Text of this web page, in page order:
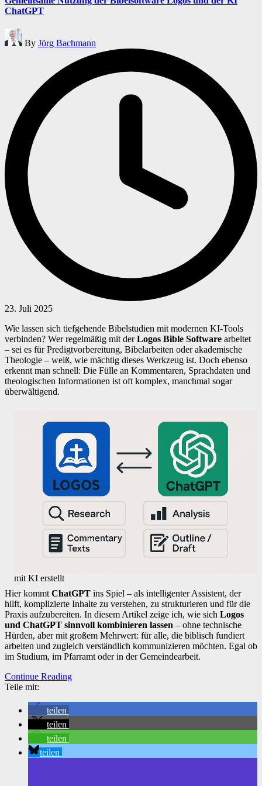
ChatGPT
Posted
by
By Jörg Bachmann
23. Juli 2025
Wie lassen sich tiefgehende Bibelstudien mit modernen KI-Tools
verbinden? Wer regelmäßig mit derLogos Bible Software arbeitet
– sei es für Predigtvorbereitung, Bibelarbeiten oder akademische
Theologie – weiß, wie mächtig dieses Werkzeug ist. Doch ebenso
erkennt man schnell: Die Fülle an Kommentaren, Sprachdaten und
theologischen Informationen ist oft komplex, manchmal sogar
überwältigend.
mit KI erstellt
Hier kommt ChatGPT ins Spiel – als intelligenter Assistent, der
hilft, komplizierte Inhalte zu verstehen, zu strukturieren und für die
Praxis aufzubereiten. In diesem Artikel zeige ich, wie sich Logos
und ChatGPT sinnvoll kombinieren lassen – ohne technische
Hürden, aber mit großem Mehrwert: für alle, die biblisch fundiert
arbeiten und zugleich verständlich kommunizieren möchten. Egal ob
im Studium, im Pfarramt oder in der Gemeindearbeit.
Continue Reading
Teile mit:
teilen
teilen
teilen
teilen